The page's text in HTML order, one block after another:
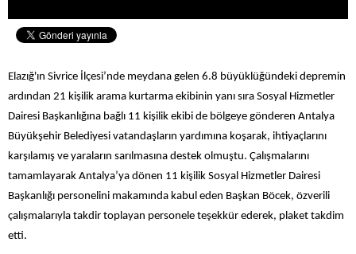
Elazığ'ın Sivrice İlçesi’nde meydana gelen 6.8 büyüklüğündeki depremin
ardından 21 kişilik arama kurtarma ekibinin yanı sıra Sosyal Hizmetler
Dairesi Başkanlığına bağlı 11 kişilik ekibi de bölgeye gönderen Antalya
Büyükşehir Belediyesi vatandaşların yardımına koşarak, ihtiyaçlarını
karşılamış ve yaraların sarılmasına destek olmuştu. Çalışmalarını
tamamlayarak Antalya’ya dönen 11 kişilik Sosyal Hizmetler Dairesi
Başkanlığı personelini makamında kabul eden Başkan Böcek, özverili
çalışmalarıyla takdir toplayan personele teşekkür ederek, plaket takdim
etti.